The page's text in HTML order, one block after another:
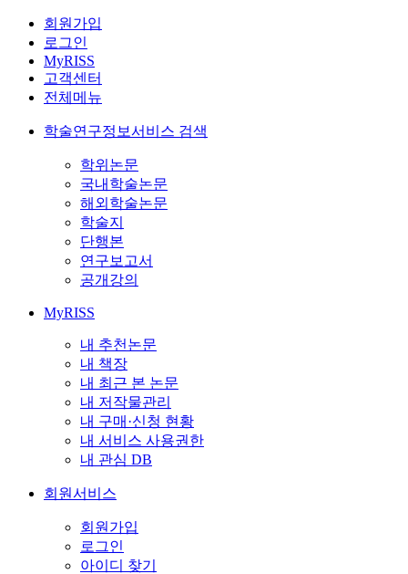
회원가입
로그인
MyRISS
고객센터
전체메뉴
학술연구정보서비스 검색
학위논문
국내학술논문
해외학술논문
학술지
단행본
연구보고서
공개강의
MyRISS
내 추천논문
내 책장
내 최근 본 논문
내 저작물관리
내 구매·신청 현황
내 서비스 사용권한
내 관심 DB
회원서비스
회원가입
로그인
아이디 찾기